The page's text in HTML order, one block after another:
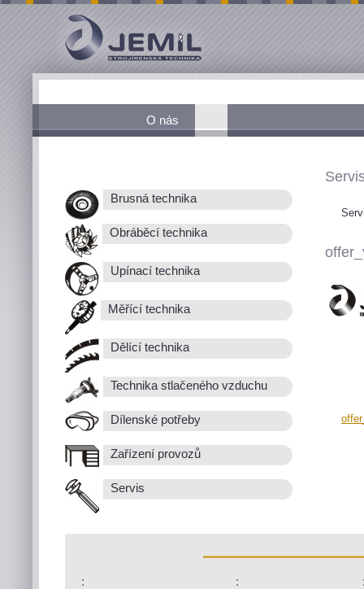
O nás
Brusná technika
Obráběcí technika
Upínací technika
Měřící technika
Dělící technika
Technika stlačeného vzduchu
Dílenské potřeby
Zařízení provozů
Servis
: :